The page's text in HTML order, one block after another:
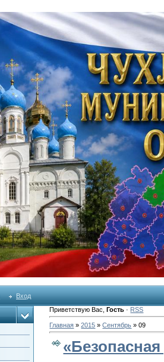
Вход
Приветствую Вас ,Гость · RSS
Главная »2015 » Сентябрь » 09